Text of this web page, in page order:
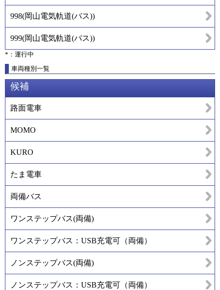
998(岡山電気軌道(バス))
999(岡山電気軌道(バス))
*：運行中
車両種別一覧
候補
路面電車
MOMO
KURO
たま電車
両備バス
ワンステップバス(両備)
ワンステップバス：USB充電可（両備）
ノンステップバス(両備)
ノンステップバス：USB充電可（両備）